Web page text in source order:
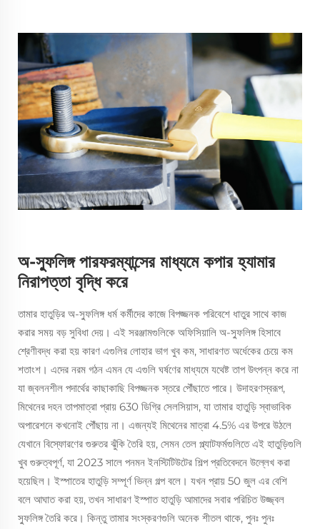
অ-স্ফুলিঙ্গ পারফরম্যান্সের মাধ্যমে কপার হ্যামার
নিরাপত্তা বৃদ্ধি করে
তামার হাতুড়ির অ-স্ফুলিঙ্গ ধর্ম কর্মীদের কাজে বিপজ্জনক পরিবেশে ধাতুর সাথে কাজ
করার সময় বড় সুবিধা দেয়। এই সরঞ্জামগুলিকে অফিসিয়ালি অ-স্ফুলিঙ্গ হিসাবে
শ্রেণীবদ্ধ করা হয় কারণ এগুলির লোহার ভাগ খুব কম, সাধারণত অর্ধেকের চেয়ে কম
শতাংশ। এদের নরম গঠন এমন যে এগুলি ঘর্ষণের মাধ্যমে যথেষ্ট তাপ উৎপন্ন করে না
যা জ্বলনশীল পদার্থের কাছাকাছি বিপজ্জনক স্তরে পৌঁছাতে পারে। উদাহরণস্বরূপ,
মিথেনের দহন তাপমাত্রা প্রায় 630 ডিগ্রি সেলসিয়াস, যা তামার হাতুড়ি স্বাভাবিক
অপারেশনে কখনোই পৌঁছায় না। এজন্যই মিথেনের মাত্রা 4.5% এর উপরে উঠলে
যেখানে বিস্ফোরণের গুরুতর ঝুঁকি তৈরি হয়, সেমন তেল প্ল্যাটফর্মগুলিতে এই হাতুড়িগুলি
খুব গুরুত্বপূর্ণ, যা 2023 সালে পনমন ইনস্টিটিউটের শিল্প প্রতিবেদনে উল্লেখ করা
হয়েছিল। ইস্পাতের হাতুড়ি সম্পূর্ণ ভিন্ন গল্প বলে। যখন প্রায় 50 জুল এর বেশি
বলে আঘাত করা হয়, তখন সাধারণ ইস্পাত হাতুড়ি আমাদের সবার পরিচিত উজ্জ্বল
স্ফুলিঙ্গ তৈরি করে। কিন্তু তামার সংস্করণগুলি অনেক শীতল থাকে, পুনঃ পুনঃ